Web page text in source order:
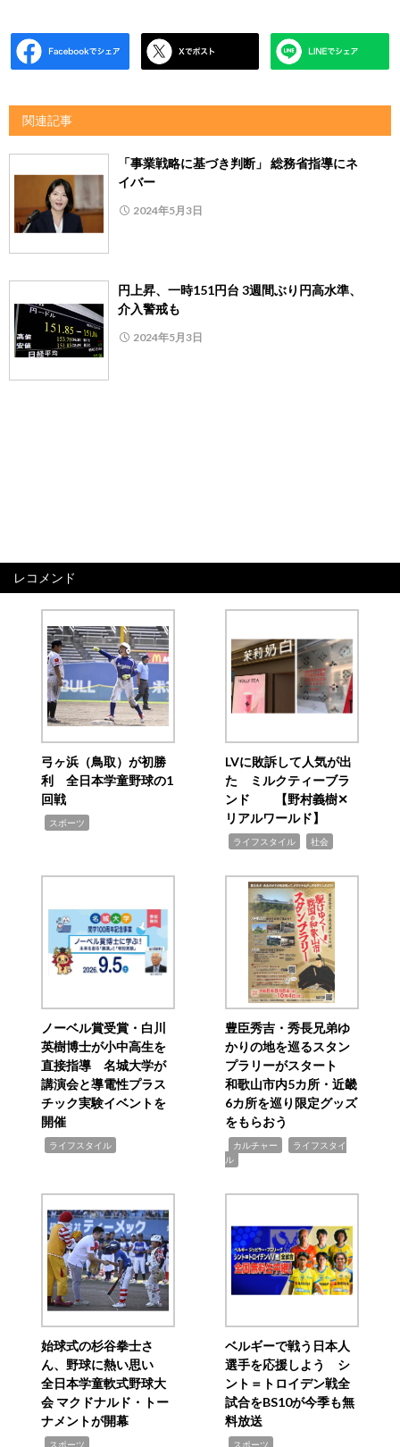
関連記事
「事業戦略に基づき判断」 総務省指導にネ
イバー
2024年5月3日
円上昇、一時151円台 3週間ぶり円高水準、
介入警戒も
2024年5月3日
レコメンド
弓ヶ浜（鳥取）が初勝
利 全日本学童野球の1
回戦
スポーツ
LVに敗訴して人気が出
た ミルクティーブラ
ンド 【野村義樹✕
リアルワールド】
ライフスタイル 社会
ノーベル賞受賞・白川
英樹博士が小中高生を
直接指導 名城大学が
講演会と導電性プラス
チック実験イベントを
開催
ライフスタイル
豊臣秀吉・秀長兄弟ゆ
かりの地を巡るスタン
プラリーがスタート
和歌山市内5カ所・近畿
6カ所を巡り限定グッズ
をもらおう
カルチャー
ライフスタイ
ル
始球式の杉谷拳士さ
ん、野球に熱い思い
全日本学童軟式野球大
会 マクドナルド・トー
ナメントが開幕
スポーツ
ベルギーで戦う日本人
選手を応援しよう シ
ント＝トロイデン戦全
試合をBS10が今季も無
料放送
スポーツ